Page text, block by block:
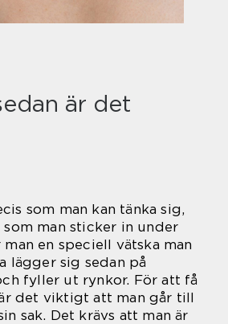
är det
som man kan tänka sig,
man sticker in under
en speciell vätska man
lägger sig sedan på
fyller ut rynkor. För att få
det viktigt att man går till
sak. Det krävs att man är